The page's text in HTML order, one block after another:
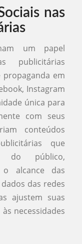
nas
um papel
publicitárias
propaganda em
Instagram
única para
com seus
conteúdos
que
do público,
alcance das
das redes
ajustem suas
necessidades